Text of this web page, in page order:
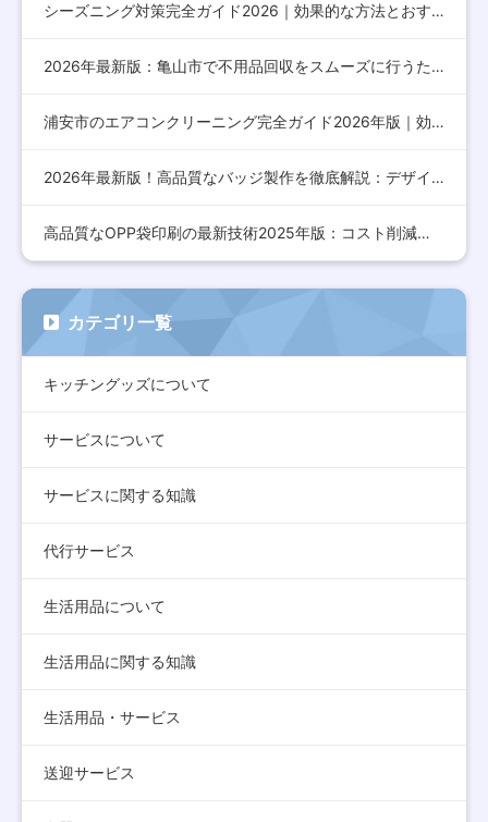
シーズニング対策完全ガイド2026｜効果的な方法とおすすめア…
2026年最新版：亀山市で不用品回収をスムーズに行うための完…
浦安市のエアコンクリーニング完全ガイド2026年版｜効果的な…
2026年最新版！高品質なバッジ製作を徹底解説：デザインから…
高品質なOPP袋印刷の最新技術2025年版：コスト削減とデザ…
カテゴリ一覧
キッチングッズについて
サービスについて
サービスに関する知識
代行サービス
生活用品について
生活用品に関する知識
生活用品・サービス
送迎サービス